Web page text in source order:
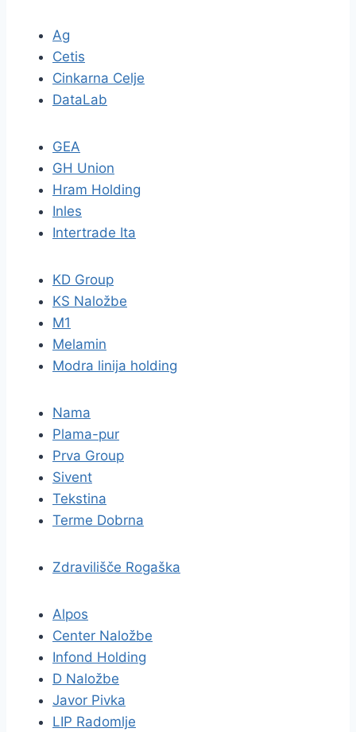
Ag
Cetis
Cinkarna Celje
DataLab
GEA
GH Union
Hram Holding
Inles
Intertrade Ita
KD Group
KS Naložbe
M1
Melamin
Modra linija holding
Nama
Plama-pur
Prva Group
Sivent
Tekstina
Terme Dobrna
Zdravilišče Rogaška
Alpos
Center Naložbe
Infond Holding
D Naložbe
Javor Pivka
LIP Radomlje